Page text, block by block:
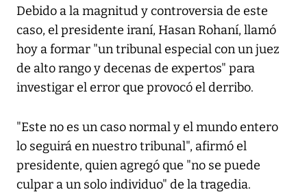
Debido a la magnitud y controversia de este
caso, el presidente iraní, Hasan Rohaní, llamó
hoy a formar "un tribunal especial con un juez
de alto rango y decenas de expertos" para
investigar el error que provocó el derribo.
"Este no es un caso normal y el mundo entero
lo seguirá en nuestro tribunal", afirmó el
presidente, quien agregó que "no se puede
culpar a un solo individuo" de la tragedia.